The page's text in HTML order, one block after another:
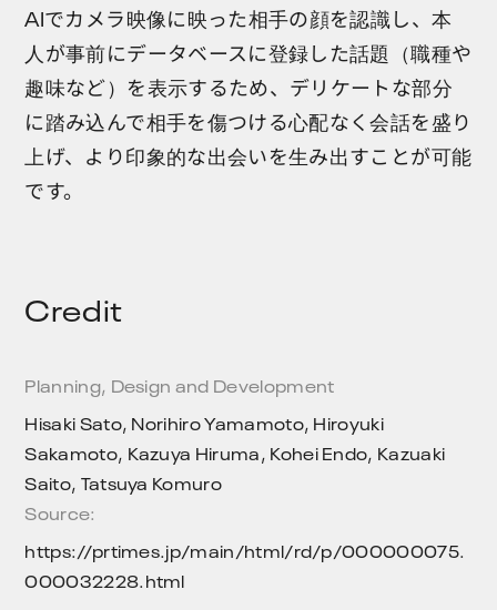
AIでカメラ映像に映った相手の顔を認識し、本
人が事前にデータベースに登録した話題（職種や
趣味など）を表示するため、デリケートな部分
に踏み込んで相手を傷つける心配なく会話を盛り
上げ、より印象的な出会いを生み出すことが可能
です。
Credit
Planning, Design and Development
Hisaki Sato, Norihiro Yamamoto, Hiroyuki
Sakamoto, Kazuya Hiruma, Kohei Endo, Kazuaki
Saito, Tatsuya Komuro
Source:
https://prtimes.jp/main/html/rd/p/000000075.
000032228.html